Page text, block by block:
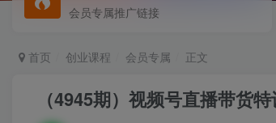
会员专属推广链接
首页 创业课程 会员专属 正文
（4945期）视频号直播带货